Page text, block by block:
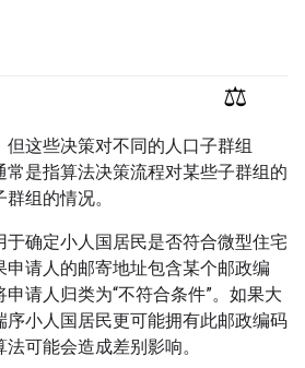
这些决策对不同的人口子群组
常是指算法决策流程对某些子群组的
组的情况。
确定小人国居民是否符合微型住宅
请人的邮寄地址包含某个邮政编
请人归类为“不符合条件”。如果大
序小人国居民更可能拥有此邮政编码
可能会造成差别影响。